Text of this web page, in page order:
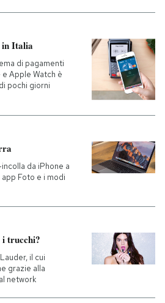
in Italia
di pagamenti
e Apple Watch è
pochi giorni
da iPhone a
app Foto e i modi
i trucchi?
il cui
grazie alla
network